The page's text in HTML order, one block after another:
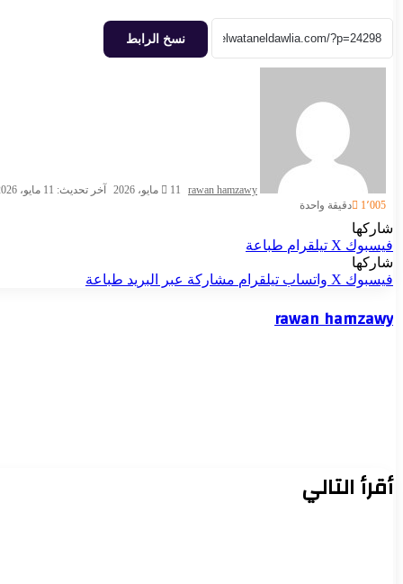
نسخ الرابط
rawan hamzawy 11 مايو، 2026
آخر تحديث: 11 مايو، 2026
1٬005
دقيقة واحدة
شاركها
فيسبوك ‫X تيلقرام طباعة
شاركها
فيسبوك ‫X واتساب تيلقرام مشاركة عبر البريد طباعة
rawan hamzawy
أقرأ التالي